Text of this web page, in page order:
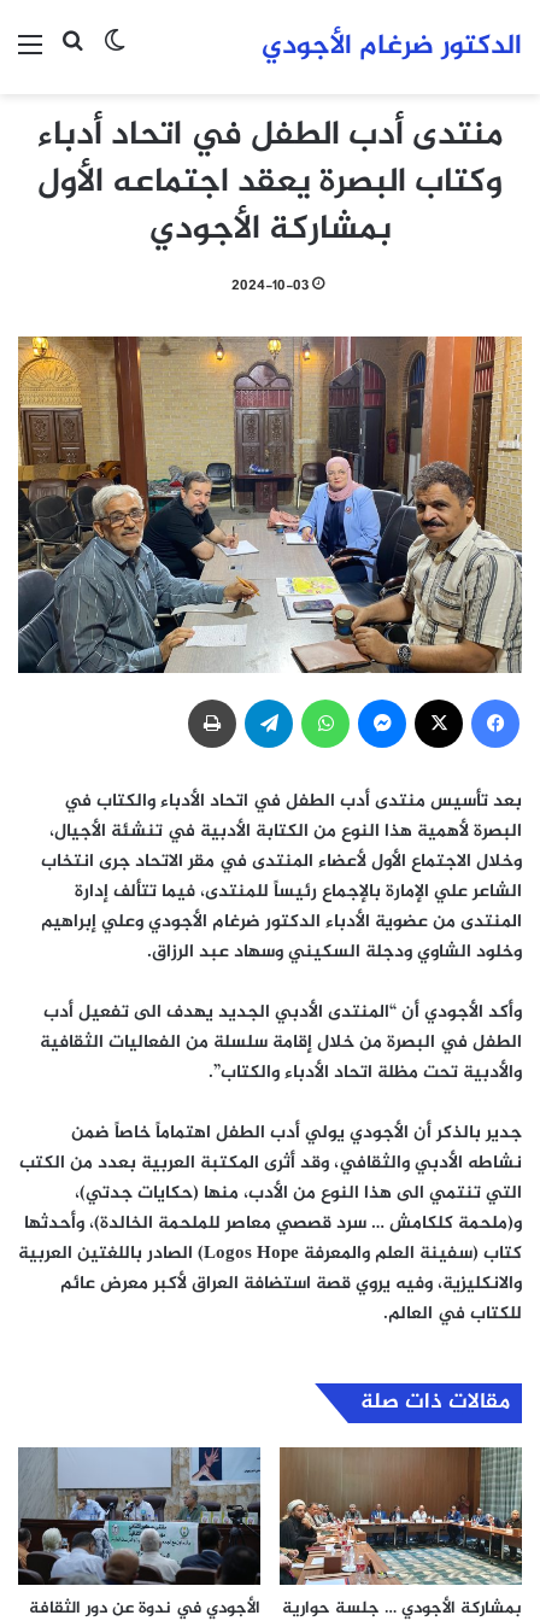
بحثالوضع الدكتور ضرغام الأجودي
منتدى أدب الطفل في اتحاد أدباء
وكتاب البصرة يعقد اجتماعه الأول
بمشاركة الأجودي
2024-10-03
فيسبوك ماسنجر واتساب تيلقرام
بعد تأسيس منتدى أدب الطفل في اتحاد الأدباء والكتاب في
البصرة لأهمية هذا النوع من الكتابة الأدبية في تنشئة الأجيال،
وخلال الاجتماع الأول لأعضاء المنتدى في مقر الاتحاد جرى انتخاب
الشاعر علي الإمارة بالإجماع رئيساً للمنتدى، فيما تتألف إدارة
المنتدى من عضوية الأدباء الدكتور ضرغام الأجودي وعلي إبراهيم
وخلود الشاوي ودجلة السكيني وسهاد عبد الرزاق.
وأكد الأجودي أن “المنتدى الأدبي الجديد يهدف الى تفعيل أدب
الطفل في البصرة من خلال إقامة سلسلة من الفعاليات الثقافية
والأدبية تحت مظلة اتحاد الأدباء والكتاب”.
جدير بالذكر أن الأجودي يولي أدب الطفل اهتماماً خاصاً ضمن
نشاطه الأدبي والثقافي، وقد أثرى المكتبة العربية بعدد من الكتب
التي تنتمي الى هذا النوع من الأدب، منها (حكايات جدتي)،
و(ملحمة كلكامش … سرد قصصي معاصر للملحمة الخالدة)، وأحدثها
كتاب (سفينة العلم والمعرفة Logos Hope) الصادر باللغتين العربية
والانكليزية، وفيه يروي قصة استضافة العراق لأكبر معرض عائم
للكتاب في العالم.
مقالات ذات صلة
بمشاركة الأجودي … جلسة حوارية
الأجودي في ندوة عن دور الثقافة